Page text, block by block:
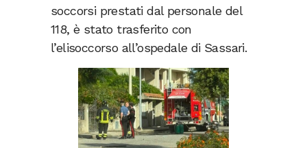
soccorsi prestati dal personale del
118, è stato trasferito con
l’elisoccorso all’ospedale di Sassari.